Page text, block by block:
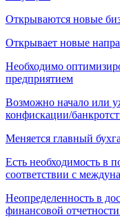
Открываются новые
Открывает новые
Необходимо
предприятием
Возможно начало или
конфискации/
Меняется главный
Есть необходимость в
соответствии с
Неопределенность в
финансовой